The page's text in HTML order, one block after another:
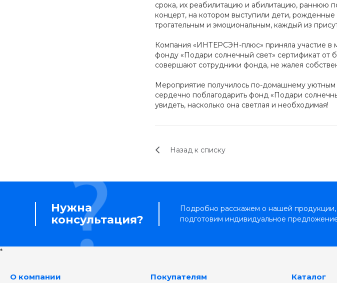
срока, их реабилитацию и абилитацию, раннюю
концерт, на котором выступили дети,
трогательным и эмоциональным, каждый из
Компания «ИНТЕРСЭН-плюс» приняла участие в
фонду «Подари солнечный свет» сертификат
совершают сотрудники фонда, не жалея
Мероприятие получилось по-домашнему
сердечно поблагодарить фонд «Подари
увидеть, насколько она светлая и необходимая!
Назад к списку
Нужна
консультация?
Подробно расскажем о нашей
подготовим индивидуальное
*
О компании Покупателям Каталог